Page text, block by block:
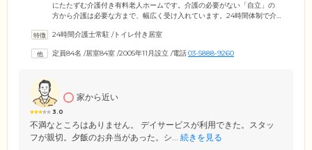
にたたずむ介護付き有料老人ホームです。介護の必要がない「自立」の
方から介護は必要な方まで、幅広く受け入れています。24時間体制で介
ています。「慈英会病院在宅部」といった協力医療機関とも密に連携が
行っていますので、ご安心ください。近隣には、スーパーやコンビニ、
24時間介護士常駐 /トイレ付き居室
定員84名 /居室84室 /2005年11月設立 /電話03-5888-9260
3.0
家から近い
不満なところはありません。 デイサービスが利用できた。スタッ
フが親切。夕飯のお弁当があった。シ... 続きを見る